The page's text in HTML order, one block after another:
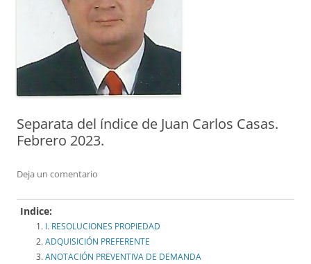
Separata del índice de Juan Carlos Casas.
Febrero 2023.
Deja un comentario
Indice:
I. RESOLUCIONES PROPIEDAD
ADQUISICIÓN PREFERENTE
ANOTACIÓN PREVENTIVA DE DEMANDA